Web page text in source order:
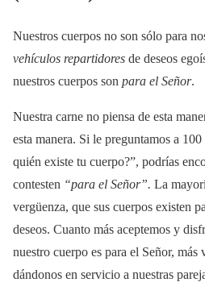
Nuestros cuerpos no son sólo para
vehículos repartidores de deseos
nuestros cuerpos son para el Señor.
Nuestra carne no piensa de esta
esta manera. Si le preguntamos a
quién existe tu cuerpo?”, podrías
contesten “para el Señor”. La
vergüenza, que sus cuerpos existen
deseos. Cuanto más aceptemos y
nuestro cuerpo es para el Señor,
dándonos en servicio a nuestras